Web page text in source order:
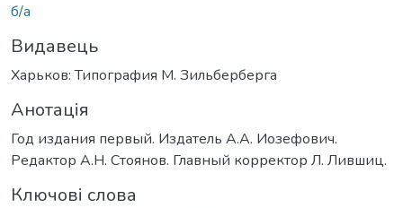
б/а
Видавець
Харьков: Типография М. Зильберберга
Анотація
Год издания первый. Издатель А.А. Иозефович.
Редактор А.Н. Стоянов. Главный корректор Л. Лившиц.
Ключові слова